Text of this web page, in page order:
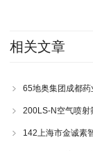
相关文章
65地奥集团成都
200LS-N空气喷射
142上海市金诚素